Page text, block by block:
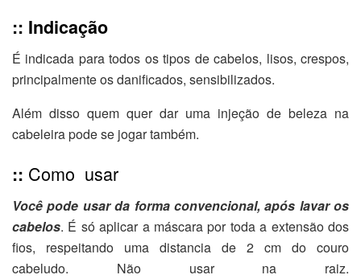
:: Indicação
É indicada para todos os tipos de cabelos, lisos, crespos,
principalmente os danificados, sensibilizados.
Além disso quem quer dar uma injeção de beleza na
cabeleira pode se jogar também.
:: Como usar
Você pode usar da forma convencional, após lavar os
cabelos. É só aplicar a máscara por toda a extensão dos
fios, respeitando uma distancia de 2 cm do couro
cabeludo. Não usar na raiz.